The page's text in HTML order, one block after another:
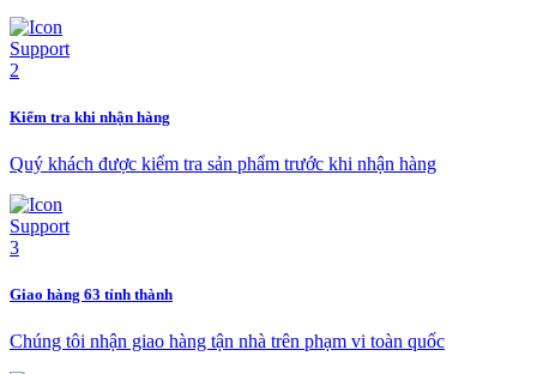
Kiểm tra khi nhận hàng
Quý khách được kiểm tra sản phẩm trước khi nhận hàng
Giao hàng 63 tỉnh thành
Chúng tôi nhận giao hàng tận nhà trên phạm vi toàn quốc